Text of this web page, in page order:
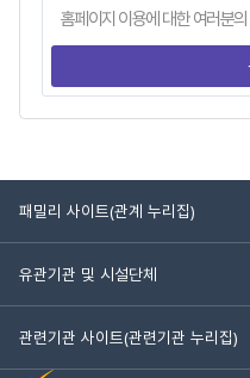
패밀리 사이트(관계 누리집)
유관기관 및 시설단체
관련기관 사이트(관련기관 누리집)